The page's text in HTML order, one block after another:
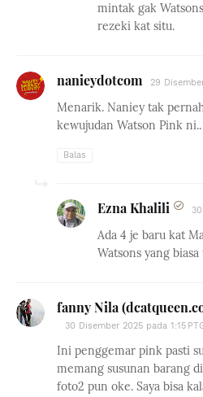
mintak gak
rezeki kat situ.
nanieydotcom 29
Menarik. Naniey tak
kewujudan Watson Pink ni..
Balas
Ezna Khalili
Ada 4 je baru kat
Watsons yang biasa
fanny Nila
30 Disember 2025 pada 1:15
Ini penggemar pink pasti
memang susunan barang
foto2 pun oke. Saya bisa